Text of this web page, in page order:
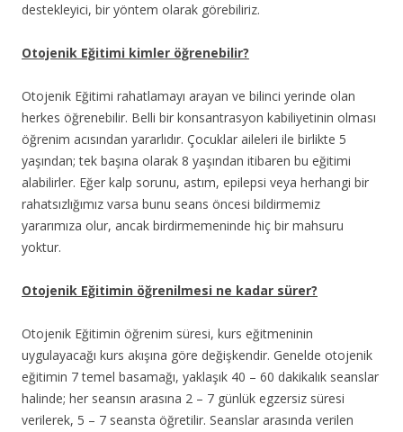
destekleyici, bir yöntem olarak görebiliriz.
Otojenik Eğitimi kimler öğrenebilir?
Otojenik Eğitimi rahatlamayı arayan ve bilinci yerinde olan
herkes öğrenebilir. Belli bir konsantrasyon kabiliyetinin olması
öğrenim acısından yararlıdır. Çocuklar aileleri ile birlikte 5
yaşından; tek başına olarak 8 yaşından itibaren bu eğitimi
alabilirler. Eğer kalp sorunu, astım, epilepsi veya herhangi bir
rahatsızlığımız varsa bunu seans öncesi bildirmemiz
yararımıza olur, ancak birdirmemeninde hiç bir mahsuru
yoktur.
Otojenik Eğitimin öğrenilmesi ne kadar sürer?
Otojenik Eğitimin öğrenim süresi, kurs eğitmeninin
uygulayacağı kurs akışına göre değişkendir. Genelde otojenik
eğitimin 7 temel basamağı, yaklaşık 40 – 60 dakikalık seanslar
halinde; her seansın arasına 2 – 7 günlük egzersiz süresi
verilerek, 5 – 7 seansta öğretilir. Seanslar arasında verilen